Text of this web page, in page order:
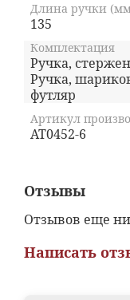
Длина ручки
135
Комплектация
Ручка,
Ручка,
футляр
Артикул
AT0452-6
Отзывы
Отзывов еще
Написать